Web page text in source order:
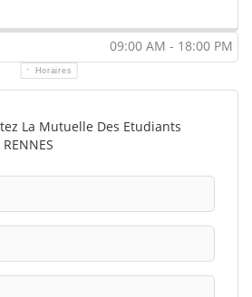
09:00 AM - 18:00 PM
Horaires
La Mutuelle Des Etudiants